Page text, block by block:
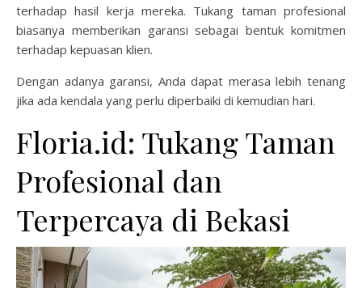
terhadap hasil kerja mereka. Tukang taman profesional
biasanya memberikan garansi sebagai bentuk komitmen
terhadap kepuasan klien.
Dengan adanya garansi, Anda dapat merasa lebih tenang
jika ada kendala yang perlu diperbaiki di kemudian hari.
Floria.id: Tukang Taman
Profesional dan
Terpercaya di Bekasi